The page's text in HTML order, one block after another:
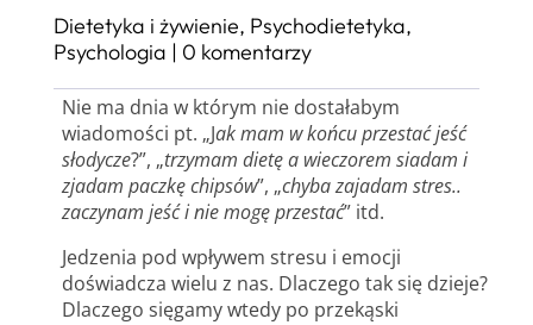
Dietetyka i żywienie, Psychodietetyka,
Psychologia | 0 komentarzy
Nie ma dnia w którym nie dostałabym
wiadomości pt. „Jak mam w końcu przestać jeść
słodycze?”, „trzymam dietę a wieczorem siadam i
zjadam paczkę chipsów”, „chyba zajadam stres..
zaczynam jeść i nie mogę przestać” itd.
Jedzenia pod wpływem stresu i emocji
doświadcza wielu z nas. Dlaczego tak się dzieje?
Dlaczego sięgamy wtedy po przekąski